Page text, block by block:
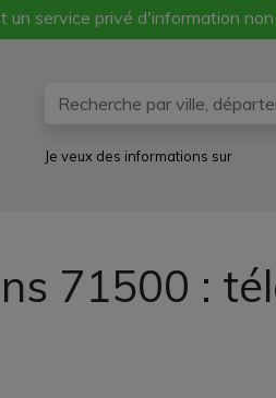
un service privé d'information
Je veux des informations sur
71500 :